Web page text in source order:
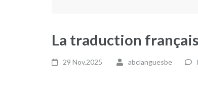
La traduction
29 Nov,2025 abclanguesbe